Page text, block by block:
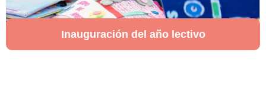
Inauguración del año lectivo